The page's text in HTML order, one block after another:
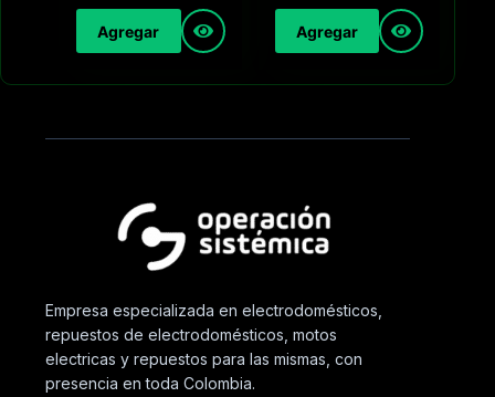
Agregar Agregar
Empresa especializada en electrodomésticos,
repuestos de electrodomésticos, motos
electricas y repuestos para las mismas, con
presencia en toda Colombia.